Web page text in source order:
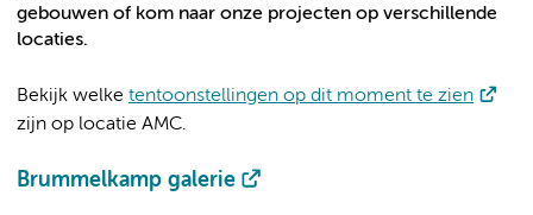
gebouwen of kom naar onze projecten op verschillende
locaties.
Bekijk welke tentoonstellingen op dit moment te zien
zijn op locatie AMC.
Brummelkamp galerie